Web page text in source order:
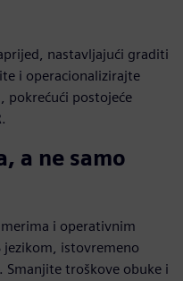
nastavljajući graditi
i operacionalizirajte
pokrećući postojeće
a ne samo
i operativnim
jezikom, istovremeno
Smanjite troškove obuke i